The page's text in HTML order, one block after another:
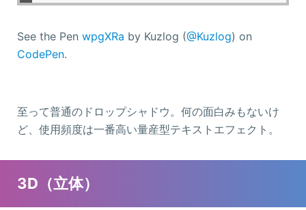
See the Pen wpgXRa by Kuzlog (@Kuzlog) on
CodePen.
至って普通のドロップシャドウ。何の面白みもないけ
ど、使用頻度は一番高い量産型テキストエフェクト。
3D（立体）